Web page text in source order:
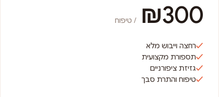
₪300 / טיפוח
רחצה וייבוש מלא
תספורת מקצועית
גזיזת ציפורניים
טיפוח והתרת סבך